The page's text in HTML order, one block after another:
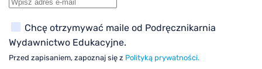
Chcę otrzymywać maile od Podręcznikarnia
Wydawnictwo Edukacyjne.
Przed zapisaniem, zapoznaj się z Polityką prywatności.